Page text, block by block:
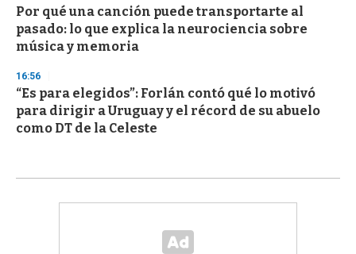
Por qué una canción puede transportarte al
pasado: lo que explica la neurociencia sobre
música y memoria
16:56
“Es para elegidos”: Forlán contó qué lo motivó
para dirigir a Uruguay y el récord de su abuelo
como DT de la Celeste